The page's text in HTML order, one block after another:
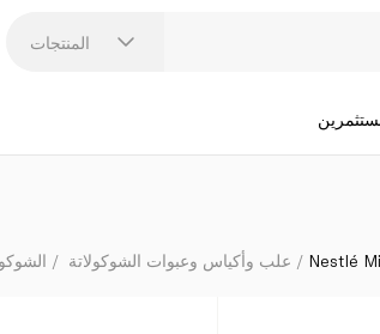
المنتجات
علب وأكياس وعبوات الشوكولاتة Nestlé